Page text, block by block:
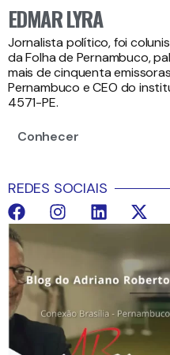
EDMAR LYRA
Jornalista político, foi
da Folha de Pernambuco,
mais de cinquenta
Pernambuco e CEO do
4571-PE.
Conhecer
REDES SOCIAIS